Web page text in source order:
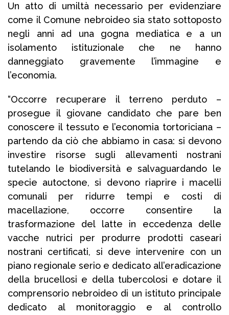
Un atto di umiltà necessario per evidenziare
come il Comune nebroideo sia stato sottoposto
negli anni ad una gogna mediatica e a un
isolamento istituzionale che ne hanno
danneggiato gravemente l’immagine e
l’economia.
“Occorre recuperare il terreno perduto –
prosegue il giovane candidato che pare ben
conoscere il tessuto e l’economia tortoriciana –
partendo da ciò che abbiamo in casa: si devono
investire risorse sugli allevamenti nostrani
tutelando le biodiversità e salvaguardando le
specie autoctone, si devono riaprire i macelli
comunali per ridurre tempi e costi di
macellazione, occorre consentire la
trasformazione del latte in eccedenza delle
vacche nutrici per produrre prodotti caseari
nostrani certificati, si deve intervenire con un
piano regionale serio e dedicato all’eradicazione
della brucellosi e della tubercolosi e dotare il
comprensorio nebroideo di un istituto principale
dedicato al monitoraggio e al controllo